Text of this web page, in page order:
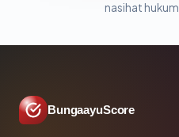
nasihat
BungaayuScore